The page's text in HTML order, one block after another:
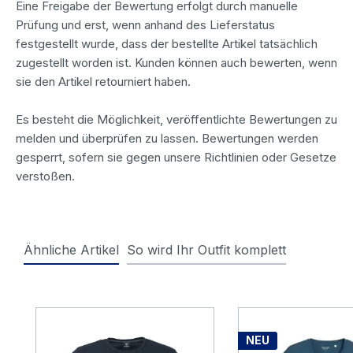
Eine Freigabe der Bewertung erfolgt durch manuelle
Prüfung und erst, wenn anhand des Lieferstatus
festgestellt wurde, dass der bestellte Artikel tatsächlich
zugestellt worden ist. Kunden können auch bewerten, wenn
sie den Artikel retourniert haben.
Es besteht die Möglichkeit, veröffentlichte Bewertungen zu
melden und überprüfen zu lassen. Bewertungen werden
gesperrt, sofern sie gegen unsere Richtlinien oder Gesetze
verstoßen.
Ähnliche Artikel So wird Ihr Outfit komplett
NEU